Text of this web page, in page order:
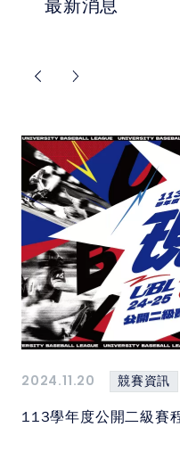
最新消息
2024.11.20 競賽資訊
113學年度公開二級賽